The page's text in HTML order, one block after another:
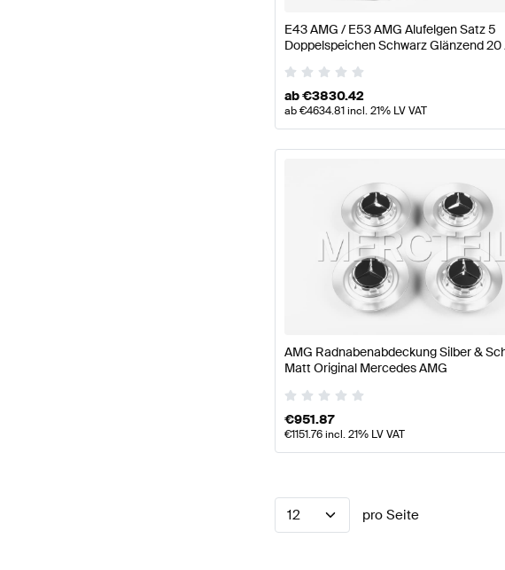
E43 AMG / E53 AMG Alufelgen Satz 5
Doppelspeichen Schwarz Glänzend 20
Mercedes AMG
ab€3830.42
ab€4634.81incl. 21% LV VAT
AMG Radnabenabdeckung Silber &
Matt Original Mercedes AMG
€951.87
€1151.76incl. 21% LV VAT
12 pro Seite